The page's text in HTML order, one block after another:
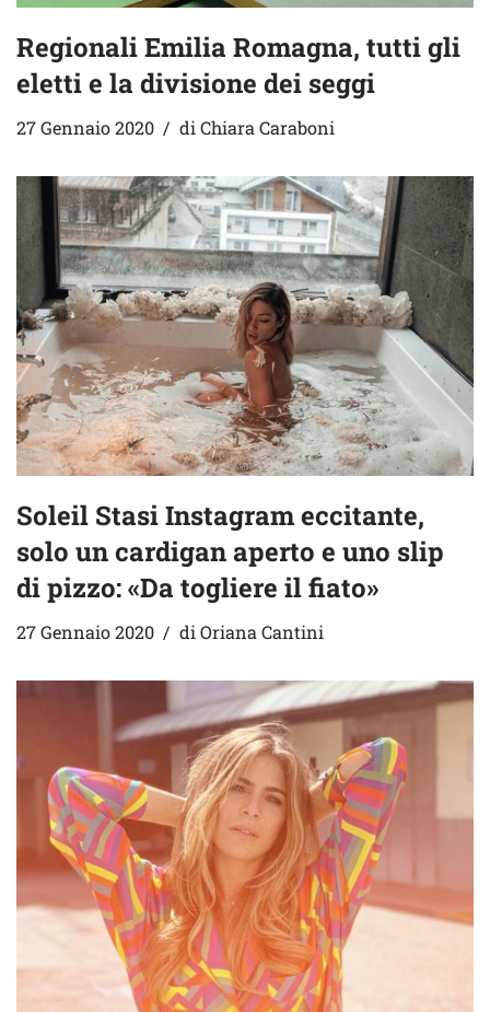
Regionali Emilia Romagna, tutti gli
eletti e la divisione dei seggi
27 Gennaio 2020 di Chiara Caraboni
Soleil Stasi Instagram eccitante,
solo un cardigan aperto e uno slip
di pizzo: «Da togliere il fiato»
27 Gennaio 2020 di Oriana Cantini